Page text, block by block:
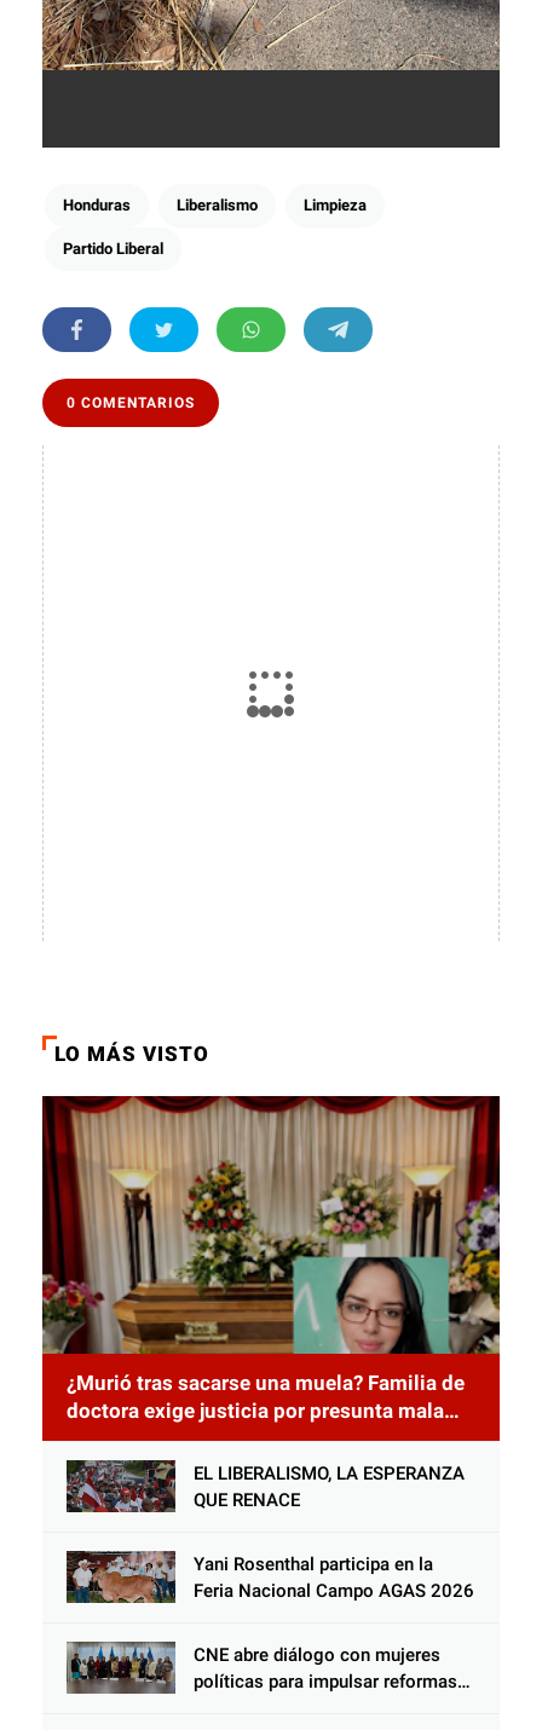
Honduras Liberalismo Limpieza
Partido Liberal
0 COMENTARIOS
LO MÁS VISTO
¿Murió tras sacarse una muela? Familia de
doctora exige justicia por presunta mala
práctica odontológica
EL LIBERALISMO, LA ESPERANZA
QUE RENACE
Yani Rosenthal participa en la
Feria Nacional Campo AGAS 2026
CNE abre diálogo con mujeres
políticas para impulsar reformas